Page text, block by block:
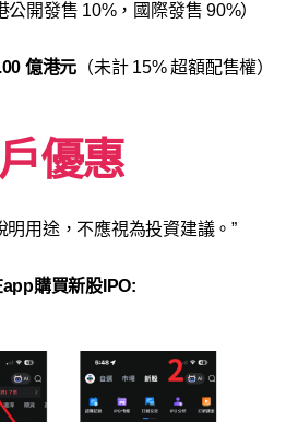
開發售 10%，國際發售 90%）
億港元 （未計 15% 超額配售權）
優惠
明用途，不應視為投資建議。”
購買新股IPO: